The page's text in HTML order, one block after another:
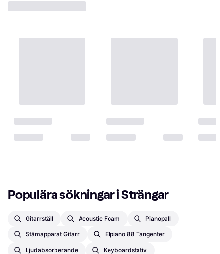
Populära sökningar i Strängar
Gitarrställ Acoustic Foam Pianopall
Stämapparat Gitarr Elpiano 88 Tangenter
Ljudabsorberande Keyboardstativ